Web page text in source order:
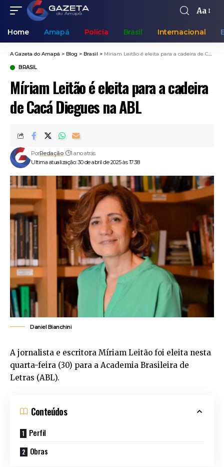
Aa
Home Amapá Polícia Brasil Internacional
A Gazeta do Amapá > Blog > Brasil > Míriam Leitão é eleita para a cadeira de Cacá Diegues na ABL
BRASIL
Míriam Leitão é eleita para a cadeira
de Cacá Diegues na ABL
Ultima atualização: 30 de abril de 2025 às 17:38
PorRedação 1 ano atrás
Daniel Bianchini
A jornalista e escritora Míriam Leitão foi eleita nesta
quarta-feira (30) para a Academia Brasileira de
Letras (ABL).
Conteúdos
Perfil
Obras